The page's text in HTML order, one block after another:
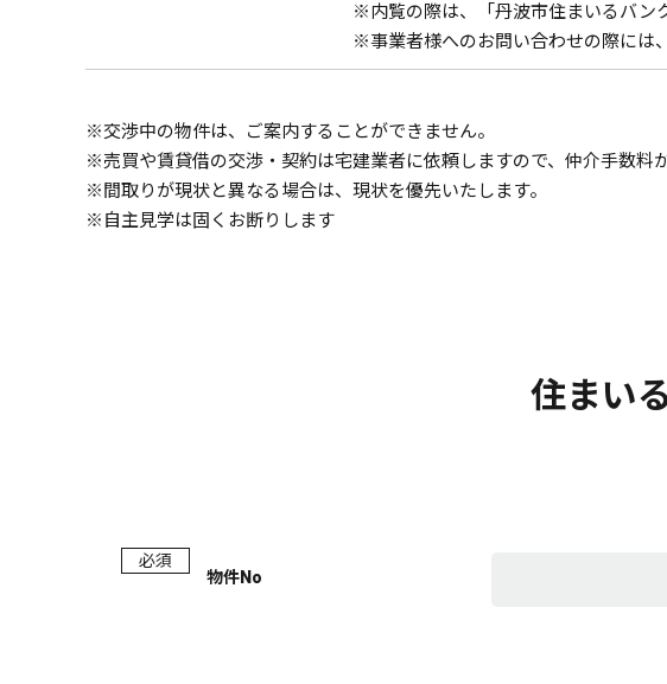
※内覧の際は、「丹波市住まいるバン
※事業者様へのお問い合わせの際には
※交渉中の物件は、ご案内することができません。
※売買や賃貸借の交渉・契約は宅建業者に依頼しますので、仲介手数料
※間取りが現状と異なる場合は、現状を優先いたします。
※自主見学は固くお断りします
住まい
必須
物件No